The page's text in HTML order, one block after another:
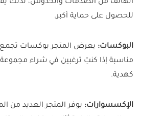
الهاتف من الصدمات والخدوش، لذلك
للحصول على حماية أكبر.
البوكسات: يعرض المتجر بوكسات تجمع
مناسبة إذا كنتِ ترغبين في شراء مجموعة
كهدية.
الإكسسوارات: يوفر المتجر العديد من